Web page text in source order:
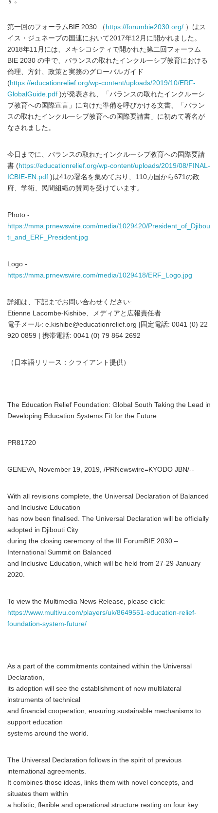
第一回のフォーラムBIE 2030 （ https://forumbie2030.org/ ）はス
イス・ジュネーブの国連において2017年12月に開かれました。
2018年11月には、メキシコシティで開かれた第二回フォーラム
BIE 2030 の中で、バランスの取れたインクルーシブ教育における
倫理、方針、政策と実務のグローバルガイド
(https://educationrelief.org/wp-content/uploads/2019/10/ERF-
GlobalGuide.pdf )が発表され、「バランスの取れたインクルーシ
ブ教育への国際宣言」に向けた準備を呼びかける文書、「バラン
スの取れたインクルーシブ教育への国際要請書」に初めて署名が
なされました。
今日までに、バランスの取れたインクルーシブ教育への国際要請
書 (https://educationrelief.org/wp-content/uploads/2019/08/FINAL-
ICBIE-EN.pdf )は41の署名を集めており、110カ国から671の政
府、学術、民間組織の賛同を受けています。
Photo -
https://mma.prnewswire.com/media/1029420/President_of_Djibou
ti_and_ERF_President.jpg
Logo -
https://mma.prnewswire.com/media/1029418/ERF_Logo.jpg
詳細は、下記までお問い合わせください:
Etienne Lacombe-Kishibe、メディアと広報責任者
電子メール: e.kishibe@educationrelief.org |固定電話: 0041 (0) 22
920 0859 | 携帯電話: 0041 (0) 79 864 2692
（日本語リリース：クライアント提供）
The Education Relief Foundation: Global South Taking the Lead in
Developing Education Systems Fit for the Future
PR81720
GENEVA, November 19, 2019, /PRNewswire=KYODO JBN/--
With all revisions complete, the Universal Declaration of Balanced
and Inclusive Education
has now been finalised. The Universal Declaration will be officially
adopted in Djibouti City
during the closing ceremony of the III ForumBIE 2030 –
International Summit on Balanced
and Inclusive Education, which will be held from 27-29 January
2020.
To view the Multimedia News Release, please click:
https://www.multivu.com/players/uk/8649551-education-relief-
foundation-system-future/
As a part of the commitments contained within the Universal
Declaration,
its adoption will see the establishment of new multilateral
instruments of technical
and financial cooperation, ensuring sustainable mechanisms to
support education
systems around the world.
The Universal Declaration follows in the spirit of previous
international agreements.
It combines those ideas, links them with novel concepts, and
situates them within
a holistic, flexible and operational structure resting on four key